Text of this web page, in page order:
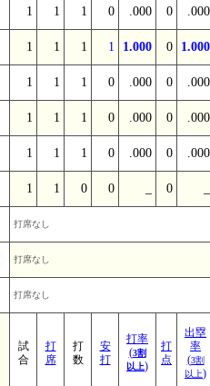
1 1 1 0 .000 0 .000
1 1 1 1 1.000 0 1.000
1 1 1 0 .000 0 .000
1 1 1 0 .000 0 .000
1 1 1 0 .000 0 .000
1 1 0 0 0
打席なし
打席なし
打席なし
試
合
打
席
打
数
安
打
打率
(3割
以上)
打
点
出塁
率
(3割
以上)